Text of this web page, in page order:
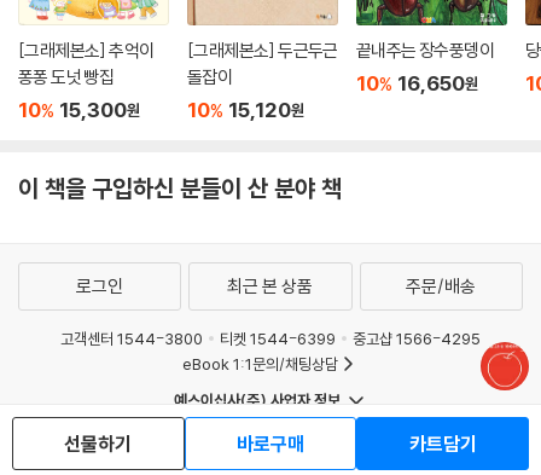
[그래제본소] 추억이
퐁퐁 도넛 빵집
10% 15,300원
[그래제본소] 두근두근
돌잡이
10% 15,120원
끝내주는 장수풍뎅이
10% 16,650원
이 책을 구입하신 분들이 산 분야 책
선물하기 바로구매 카트담기
로그인 최근 본 상품 주문/배송
고객센터 1544-3800 티켓 1544-6399
중고샵 1566-4295
eBook 1:1문의/채팅상담
예스이십사(주) 사업자 정보
이용약관
개인정보처리방침
청소년보호정책